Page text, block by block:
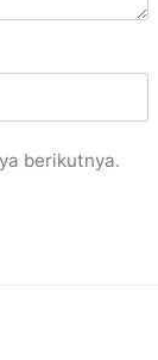
berikutnya.